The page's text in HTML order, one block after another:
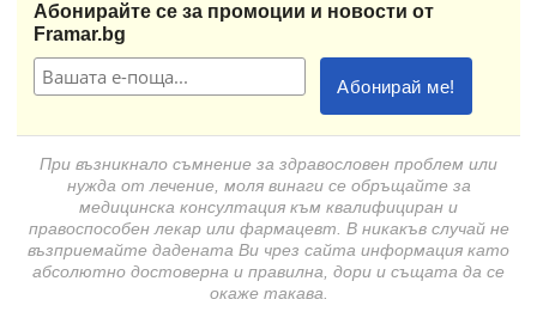
Абонирайте се за промоции и новости от
Framar.bg
При възникнало съмнение за здравословен проблем или
нужда от лечение, моля винаги се обръщайте за
медицинска консултация към квалифициран и
правоспособен лекар или фармацевт. В никакъв случай не
възприемайте дадената Ви чрез сайта информация като
абсолютно достоверна и правилна, дори и същата да се
окаже такава.